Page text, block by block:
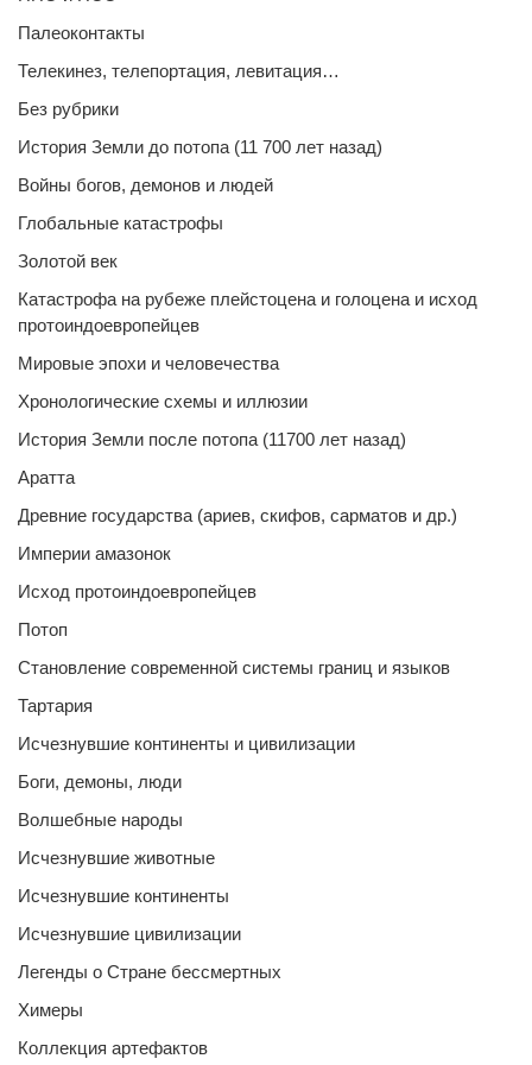
Палеоконтакты
Телекинез, телепортация, левитация…
Без рубрики
История Земли до потопа (11 700 лет назад)
Войны богов, демонов и людей
Глобальные катастрофы
Золотой век
Катастрофа на рубеже плейстоцена и голоцена и исход
протоиндоевропейцев
Мировые эпохи и человечества
Хронологические схемы и иллюзии
История Земли после потопа (11700 лет назад)
Аратта
Древние государства (ариев, скифов, сарматов и др.)
Империи амазонок
Исход протоиндоевропейцев
Потоп
Становление современной системы границ и языков
Тартария
Исчезнувшие континенты и цивилизации
Боги, демоны, люди
Волшебные народы
Исчезнувшие животные
Исчезнувшие континенты
Исчезнувшие цивилизации
Легенды о Стране бессмертных
Химеры
Коллекция артефактов